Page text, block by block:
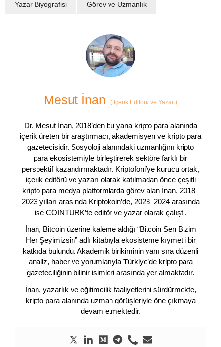
Yazar Biyografisi Görev ve Uzmanlık
Mesut İnan ( İçerik Editörü ve Yazar )
Dr. Mesut İnan, 2018’den bu yana kripto para alanında
içerik üreten bir araştırmacı, akademisyen ve kripto para
gazetecisidir. Sosyoloji alanındaki uzmanlığını kripto
para ekosistemiyle birleştirerek sektöre farklı bir
perspektif kazandırmaktadır. Kriptofoni’ye kurucu ortak,
içerik editörü ve yazarı olarak katılmadan önce çeşitli
kripto para medya platformlarda görev alan İnan, 2018–
2023 yılları arasında Kriptokoin’de, 2023–2024 arasında
ise COINTURK’te editör ve yazar olarak çalıştı.
İnan, Bitcoin üzerine kaleme aldığı “Bitcoin Sen Bizim
Her Şeyimizsin” adlı kitabıyla ekosisteme kıymetli bir
katkıda bulundu. Akademik birikiminin yanı sıra düzenli
analiz, haber ve yorumlarıyla Türkiye’de kripto para
gazeteciliğinin bilinir isimleri arasında yer almaktadır.
İnan, yazarlık ve eğitimcilik faaliyetlerini sürdürmekte,
kripto para alanında uzman görüşleriyle öne çıkmaya
devam etmektedir.